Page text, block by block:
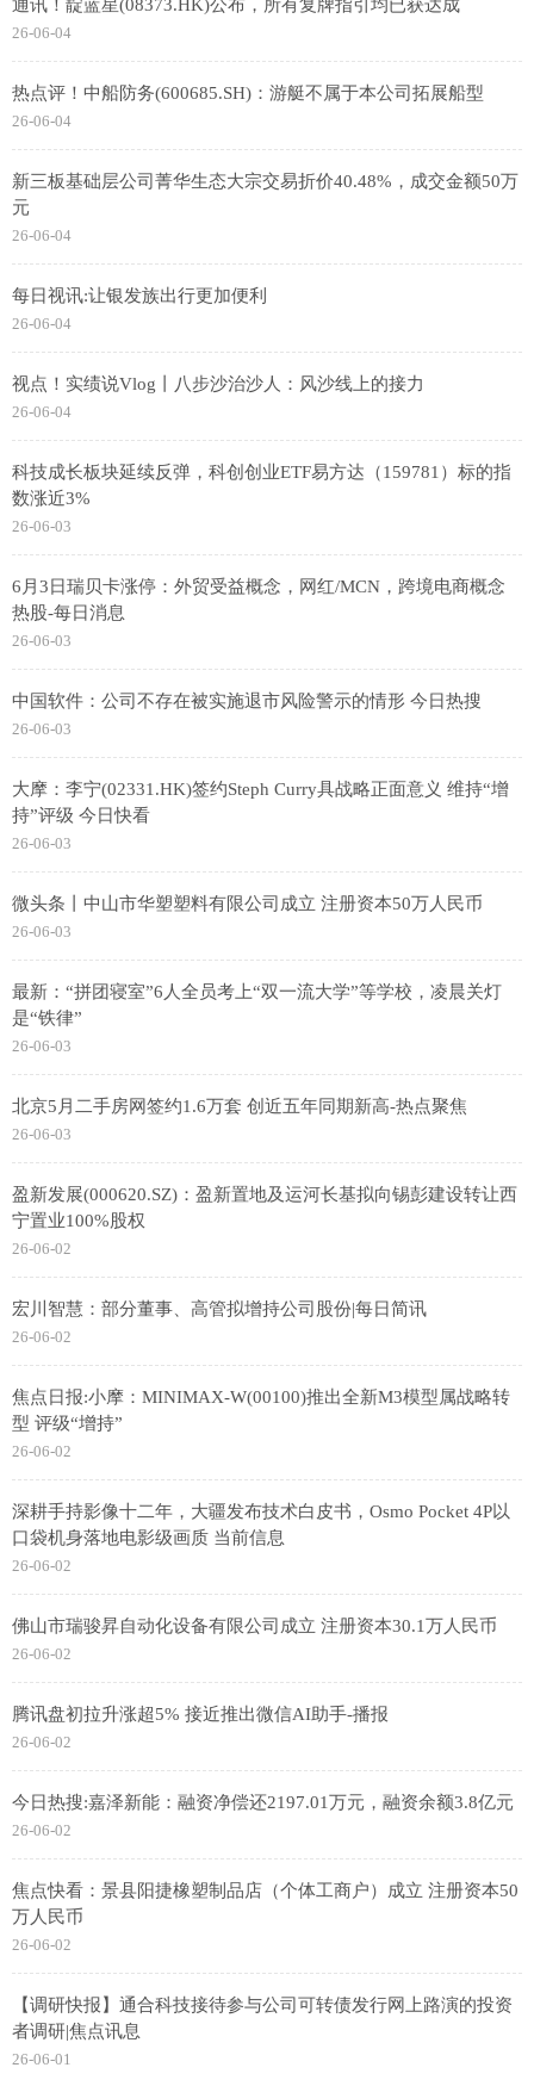
通讯！靛蓝星(08373.HK)公布，所有复牌指引均已获达成
26-06-04
热点评！中船防务(600685.SH)：游艇不属于本公司拓展船型
26-06-04
新三板基础层公司菁华生态大宗交易折价40.48%，成交金额50万
元
26-06-04
每日视讯:让银发族出行更加便利
26-06-04
视点！实绩说Vlog丨八步沙治沙人：风沙线上的接力
26-06-04
科技成长板块延续反弹，科创创业ETF易方达（159781）标的指
数涨近3%
26-06-03
6月3日瑞贝卡涨停：外贸受益概念，网红/MCN，跨境电商概念
热股-每日消息
26-06-03
中国软件：公司不存在被实施退市风险警示的情形 今日热搜
26-06-03
大摩：李宁(02331.HK)签约Steph Curry具战略正面意义 维持“增
持”评级 今日快看
26-06-03
微头条丨中山市华塑塑料有限公司成立 注册资本50万人民币
26-06-03
最新：“拼团寝室”6人全员考上“双一流大学”等学校，凌晨关灯
是“铁律”
26-06-03
北京5月二手房网签约1.6万套 创近五年同期新高-热点聚焦
26-06-03
盈新发展(000620.SZ)：盈新置地及运河长基拟向锡彭建设转让西
宁置业100%股权
26-06-02
宏川智慧：部分董事、高管拟增持公司股份|每日简讯
26-06-02
焦点日报:小摩：MINIMAX-W(00100)推出全新M3模型属战略转
型 评级“增持”
26-06-02
深耕手持影像十二年，大疆发布技术白皮书，Osmo Pocket 4P以
口袋机身落地电影级画质 当前信息
26-06-02
佛山市瑞骏昇自动化设备有限公司成立 注册资本30.1万人民币
26-06-02
腾讯盘初拉升涨超5% 接近推出微信AI助手-播报
26-06-02
今日热搜:嘉泽新能：融资净偿还2197.01万元，融资余额3.8亿元
26-06-02
焦点快看：景县阳捷橡塑制品店（个体工商户）成立 注册资本50
万人民币
26-06-02
【调研快报】通合科技接待参与公司可转债发行网上路演的投资
者调研|焦点讯息
26-06-01